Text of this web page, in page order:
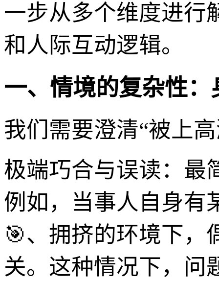
一步从多个维度进行
和人际互动逻辑。
一、情境的复杂性
我们需要澄清“被上
极端巧合与误读：最
例如，当事人自身有
🎯、拥挤的环境下，
关。这种情况下，问